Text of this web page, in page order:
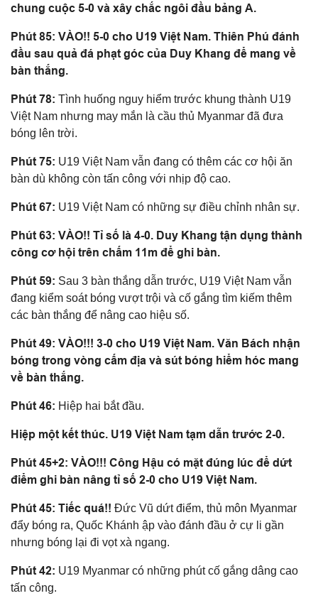
chung cuộc 5-0 và xây chắc ngôi đầu bảng A.
Phút 85: VÀO!! 5-0 cho U19 Việt Nam. Thiên Phú đánh
đầu sau quả đá phạt góc của Duy Khang để mang về
bàn thắng.
Phút 78: Tình huống nguy hiểm trước khung thành U19
Việt Nam nhưng may mắn là cầu thủ Myanmar đã đưa
bóng lên trời.
Phút 75: U19 Việt Nam vẫn đang có thêm các cơ hội ăn
bàn dù không còn tấn công với nhịp độ cao.
Phút 67: U19 Việt Nam có những sự điều chỉnh nhân sự.
Phút 63: VÀO!! Tỉ số là 4-0. Duy Khang tận dụng thành
công cơ hội trên chấm 11m để ghi bàn.
Phút 59: Sau 3 bàn thắng dẫn trước, U19 Việt Nam vẫn
đang kiểm soát bóng vượt trội và cố gắng tìm kiếm thêm
các bàn thắng để nâng cao hiệu số.
Phút 49: VÀO!!! 3-0 cho U19 Việt Nam. Văn Bách nhận
bóng trong vòng cấm địa và sút bóng hiểm hóc mang
về bàn thắng.
Phút 46: Hiệp hai bắt đầu.
Hiệp một kết thúc. U19 Việt Nam tạm dẫn trước 2-0.
Phút 45+2: VÀO!!! Công Hậu có mặt đúng lúc để dứt
điểm ghi bàn nâng tỉ số 2-0 cho U19 Việt Nam.
Phút 45: Tiếc quá!! Đức Vũ dứt điểm, thủ môn Myanmar
đẩy bóng ra, Quốc Khánh ập vào đánh đầu ở cự li gần
nhưng bóng lại đi vọt xà ngang.
Phút 42: U19 Myanmar có những phút cố gắng dâng cao
tấn công.